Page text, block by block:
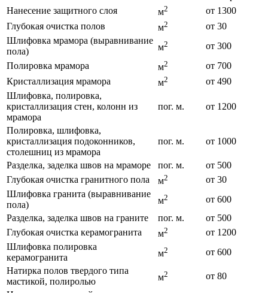
Нанесение защитного слоя
м2
от 1300
Глубокая очистка полов
м2
от 30
Шлифовка мрамора (выравнивание
пола)
м2
от 300
Полировка мрамора
м2
от 700
Кристаллизация мрамора
м2
от 490
Шлифовка, полировка,
кристаллизация стен, колонн из
мрамора
пог. м. от 1200
Полировка, шлифовка,
кристаллизация подоконников,
столешниц из мрамора
пог. м. от 1000
Разделка, заделка швов на мраморе пог. м.
от 500
Глубокая очистка гранитного пола
м2
от 30
Шлифовка гранита (выравнивание
пола)
м2
от 600
Разделка, заделка швов на граните
пог. м.
от 500
Глубокая очистка керамогранита
м2
от 1200
Шлифовка полировка
керамогранита
м2
от 600
Натирка полов твердого типа
мастикой, полиролью
м2
от 80